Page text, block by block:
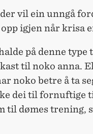
vil ein unngå
igjen når krisa
på denne type
til noko anna.
noko betre å ta
dei til fornuftige
til dømes trening,